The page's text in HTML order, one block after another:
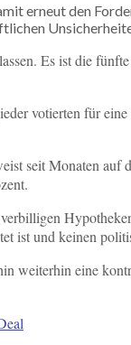
erneut den
Es ist die
votierten für
seit Monaten
ist und keinen
weiterhin eine